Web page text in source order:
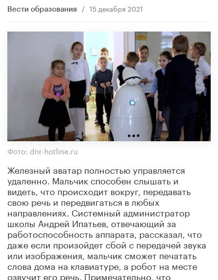
Вести образования / 15 декабря 2021
Фото: dnr-hotline.ru
Железный аватар полностью управляется
удаленно. Мальчик способен слышать и
видеть, что происходит вокруг, передавать
свою речь и передвигаться в любых
направлениях. Системный администратор
школы Андрей Ипатьев, отвечающий за
работоспособность аппарата, рассказал, что
даже если произойдет сбой с передачей звука
или изображения, мальчик сможет печатать
слова дома на клавиатуре, а робот на месте
озвучит его речь. Примечательно, что